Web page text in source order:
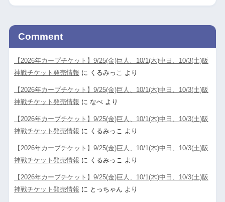
Comment
【2026年カープチケット】9/25(金)巨人、10/1(木)中日、10/3(土)阪
神戦チケット発売情報 に くるみっこ より
【2026年カープチケット】9/25(金)巨人、10/1(木)中日、10/3(土)阪
神戦チケット発売情報 に なべより
【2026年カープチケット】9/25(金)巨人、10/1(木)中日、10/3(土)阪
神戦チケット発売情報 に くるみっこ より
【2026年カープチケット】9/25(金)巨人、10/1(木)中日、10/3(土)阪
神戦チケット発売情報 に くるみっこ より
【2026年カープチケット】9/25(金)巨人、10/1(木)中日、10/3(土)阪
神戦チケット発売情報 に とっちゃん より